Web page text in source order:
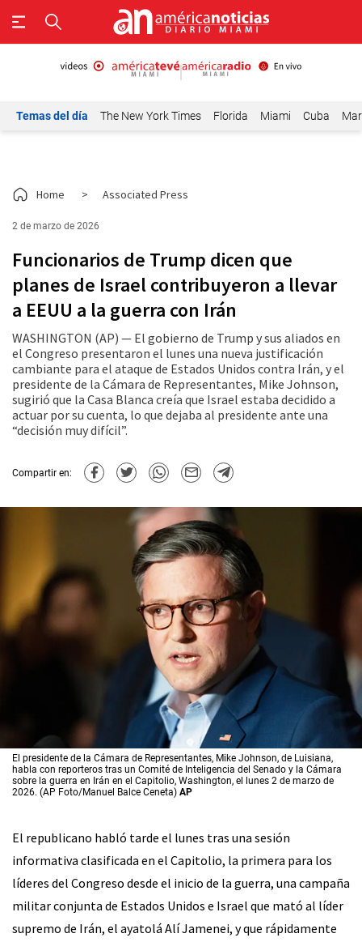
Temas del día The New York Times Florida Miami Cuba
Home > Associated Press
2 de marzo de 2026
Funcionarios de Trump dicen que
planes de Israel contribuyeron a llevar
a EEUU a la guerra con Irán
WASHINGTON (AP) — El gobierno de Trump y sus aliados en
el Congreso presentaron el lunes una nueva justificación
cambiante para el ataque de Estados Unidos contra Irán, y el
presidente de la Cámara de Representantes, Mike Johnson,
sugirió que la Casa Blanca creía que Israel estaba decidido a
actuar por su cuenta, lo que dejaba al presidente ante una
“decisión muy difícil”.
Compartir en:
El presidente de la Cámara de Representantes, Mike Johnson, de Luisiana,
habla con reporteros tras un Comité de Inteligencia del Senado y la Cámara
sobre la guerra en Irán en el Capitolio, Washington, el lunes 2 de marzo de
2026. (AP Foto/Manuel Balce Ceneta) AP
El republicano habló tarde el lunes tras una sesión
informativa clasificada en el Capitolio, la primera para los
líderes del Congreso desde el inicio de la guerra, una campaña
militar conjunta de Estados Unidos e Israel que mató al líder
supremo de Irán, el ayatolá Alí Jamenei, y que rápidamente